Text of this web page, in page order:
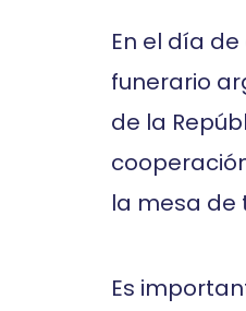
En el día
funerario
de la
la mesa de
Es